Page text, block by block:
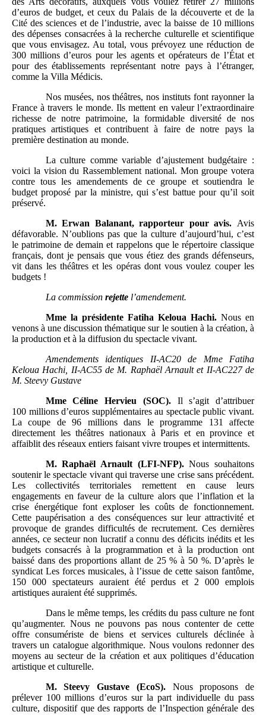
d’euros de budget, et ceux du Palais de la découverte et de la
Cité des sciences et de l’industrie, avec la baisse de 10 millions
des dépenses consacrées à la recherche culturelle et scientifique
que vous envisagez. Au total, vous prévoyez une réduction de
300 millions d’euros pour les agents et opérateurs de l’État et
pour des établissements représentant notre pays à l’étranger,
comme la Villa Médicis.
Nos musées, nos théâtres, nos instituts font rayonner la
France à travers le monde. Ils mettent en valeur l’extraordinaire
richesse de notre patrimoine, la formidable diversité de nos
pratiques artistiques et contribuent à faire de notre pays la
première destination au monde.
La culture comme variable d’ajustement budgétaire :
voici la vision du Rassemblement national. Mon groupe votera
contre tous les amendements de ce groupe et soutiendra le
budget proposé par la ministre, qui s’est battue pour qu’il soit
préservé.
M. Erwan Balanant, rapporteur pour avis. Avis
défavorable. N’oublions pas que la culture d’aujourd’hui, c’est
le patrimoine de demain et rappelons que le répertoire classique
français, dont je pensais que vous étiez des grands défenseurs,
vit dans les théâtres et les opéras dont vous voulez couper les
budgets !
La commission rejette l’amendement.
Mme la présidente Fatiha Keloua Hachi.Nous en
venons à une discussion thématique sur le soutien à la création, à
la production et à la diffusion du spectacle vivant.
Amendements identiques II-AC20 de Mme
Fatiha
Keloua Hachi, II-AC55 de M. Raphaël Arnault et II-AC227 de
M. Steevy Gustave
Mme
Céline Hervieu (SOC).
Il s’agit d’attribuer
100 millions d’euros supplémentaires au spectacle public vivant.
La coupe de 96 millions dans le programme 131 affecte
directement les théâtres nationaux à Paris et en province et
affaiblit des réseaux entiers faisant vivre troupes et intermittents.
M. Raphaël Arnault (LFI-NFP). Nous souhaitons
soutenir le spectacle vivant qui traverse une crise sans précédent.
Les collectivités territoriales remettent en cause leurs
engagements en faveur de la culture alors que l’inflation et la
crise énergétique font exploser les coûts de fonctionnement.
Cette paupérisation a des conséquences sur leur attractivité et
provoque de grandes difficultés de recrutement. Ces dernières
années, ce secteur non lucratif a connu des déficits inédits et les
budgets consacrés à la programmation et à la production ont
baissé dans des proportions allant de 25 % à 50 %. D’après le
syndicat Les forces musicales, à l’issue de cette saison fantôme,
150 000 spectateurs auraient été perdus et 2 000 emplois
artistiques auraient été supprimés.
Dans le même temps, les crédits du pass culture ne font
qu’augmenter. Nous ne pouvons pas nous contenter de cette
offre consumériste de biens et services culturels déclinée à
travers un catalogue algorithmique. Nous voulons redonner des
moyens au secteur de la création et aux politiques d’éducation
artistique et culturelle.
M.
Steevy Gustave (EcoS).
Nous proposons de
prélever 100 millions d’euros sur la part individuelle du pass
culture, dispositif que des rapports de l’Inspection générale des